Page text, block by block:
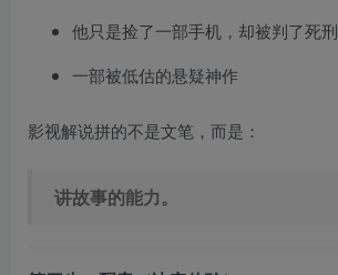
他只是捡了一部手机，却被判了死刑
一部被低估的悬疑神作
影视解说拼的不是文笔，而是：
讲故事的能力。